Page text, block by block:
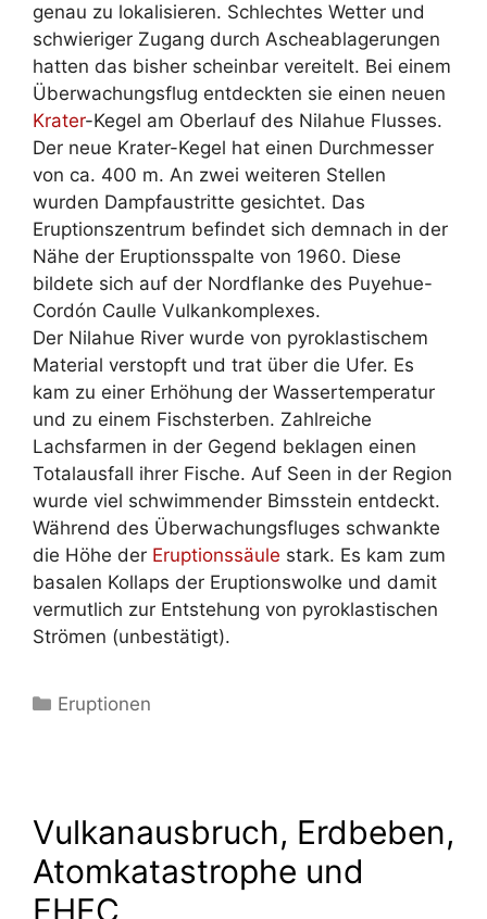
genau zu lokalisieren. Schlechtes Wetter und
schwieriger Zugang durch Ascheablagerungen
hatten das bisher scheinbar vereitelt. Bei einem
Überwachungsflug entdeckten sie einen neuen
Krater-Kegel am Oberlauf des Nilahue Flusses.
Der neue Krater-Kegel hat einen Durchmesser
von ca. 400 m. An zwei weiteren Stellen
wurden Dampfaustritte gesichtet. Das
Eruptionszentrum befindet sich demnach in der
Nähe der Eruptionsspalte von 1960. Diese
bildete sich auf der Nordflanke des Puyehue-
Cordón Caulle Vulkankomplexes.
Der Nilahue River wurde von pyroklastischem
Material verstopft und trat über die Ufer. Es
kam zu einer Erhöhung der Wassertemperatur
und zu einem Fischsterben. Zahlreiche
Lachsfarmen in der Gegend beklagen einen
Totalausfall ihrer Fische. Auf Seen in der Region
wurde viel schwimmender Bimsstein entdeckt.
Während des Überwachungsfluges schwankte
die Höhe der Eruptionssäule stark. Es kam zum
basalen Kollaps der Eruptionswolke und damit
vermutlich zur Entstehung von pyroklastischen
Strömen (unbestätigt).
Kategorien
Eruptionen
Vulkanausbruch, Erdbeben,
Atomkatastrophe und
EHEC